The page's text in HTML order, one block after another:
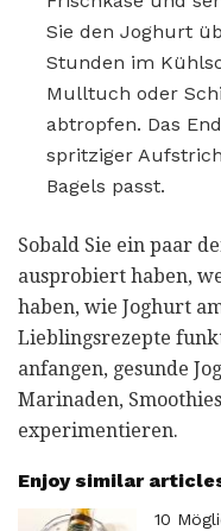
Sie den Joghurt
Stunden im
Mulltuch oder
abtropfen. Das
spritziger
Bagels passt.
Sobald Sie ein paar
ausprobiert haben,
haben, wie Joghurt
Lieblingsrezepte
anfangen, gesunde
Marinaden,
experimentieren.
Enjoy similar
10